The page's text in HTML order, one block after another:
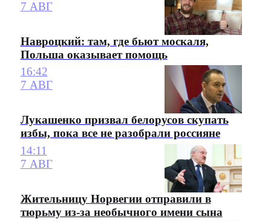
7 АВГ
Навроцкий: там, где бьют москаля,
Польша оказывает помощь
16:42
7 АВГ
Лукашенко призвал белорусов скупать
избы, пока все не разобрали россияне
14:11
7 АВГ
Жительницу Норвегии отправили в
тюрьму из-за необычного имени сына